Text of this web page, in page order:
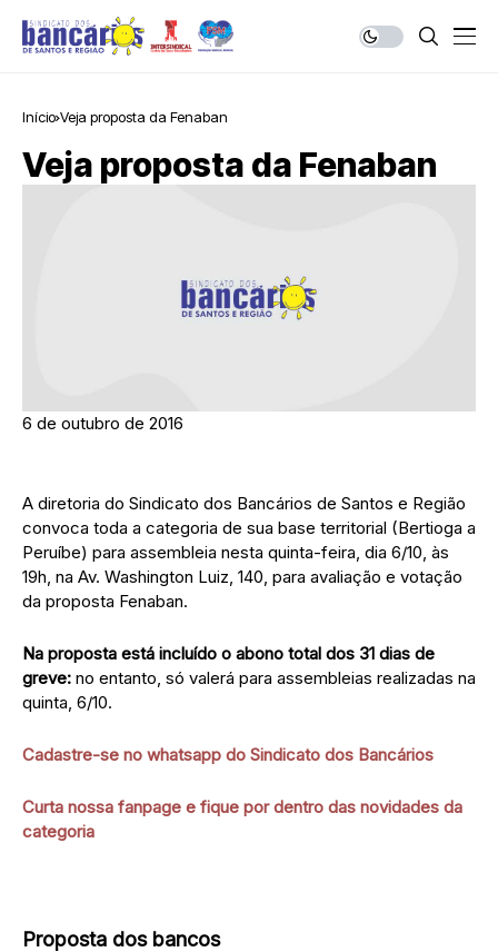
Início Veja proposta da Fenaban
Veja proposta da Fenaban
6 de outubro de 2016
A diretoria do Sindicato dos Bancários de Santos e Região
convoca toda a categoria de sua base territorial (Bertioga a
Peruíbe) para assembleia nesta quinta-feira, dia 6/10, às
19h, na Av. Washington Luiz, 140, para avaliação e votação
da proposta Fenaban.
Na proposta está incluído o abono total dos 31 dias de
greve: no entanto, só valerá para assembleias realizadas na
quinta, 6/10.
Cadastre-se no whatsapp do Sindicato dos Bancários
Curta nossa fanpage e fique por dentro das novidades da
categoria
Proposta dos bancos